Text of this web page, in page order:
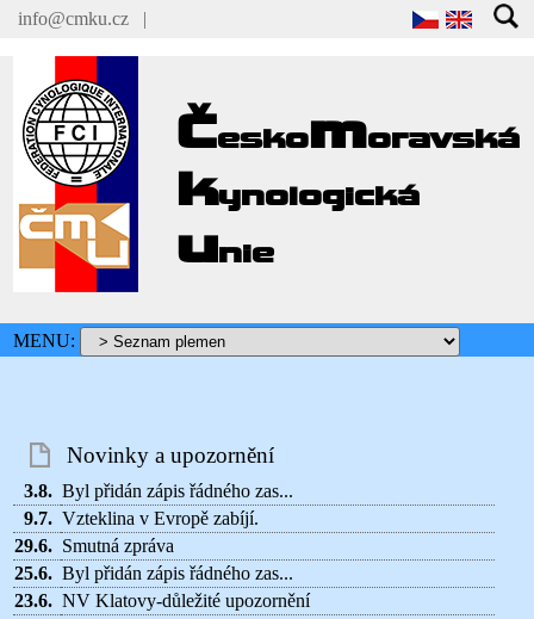
info@cmku.cz |
Českomoravská
kynologická
unie
MENU:
Novinky a upozornění
3.8. Byl přidán zápis řádného zas...
9.7. Vzteklina v Evropě zabíjí.
29.6. Smutná zpráva
25.6. Byl přidán zápis řádného zas...
23.6. NV Klatovy-důležité upozornění